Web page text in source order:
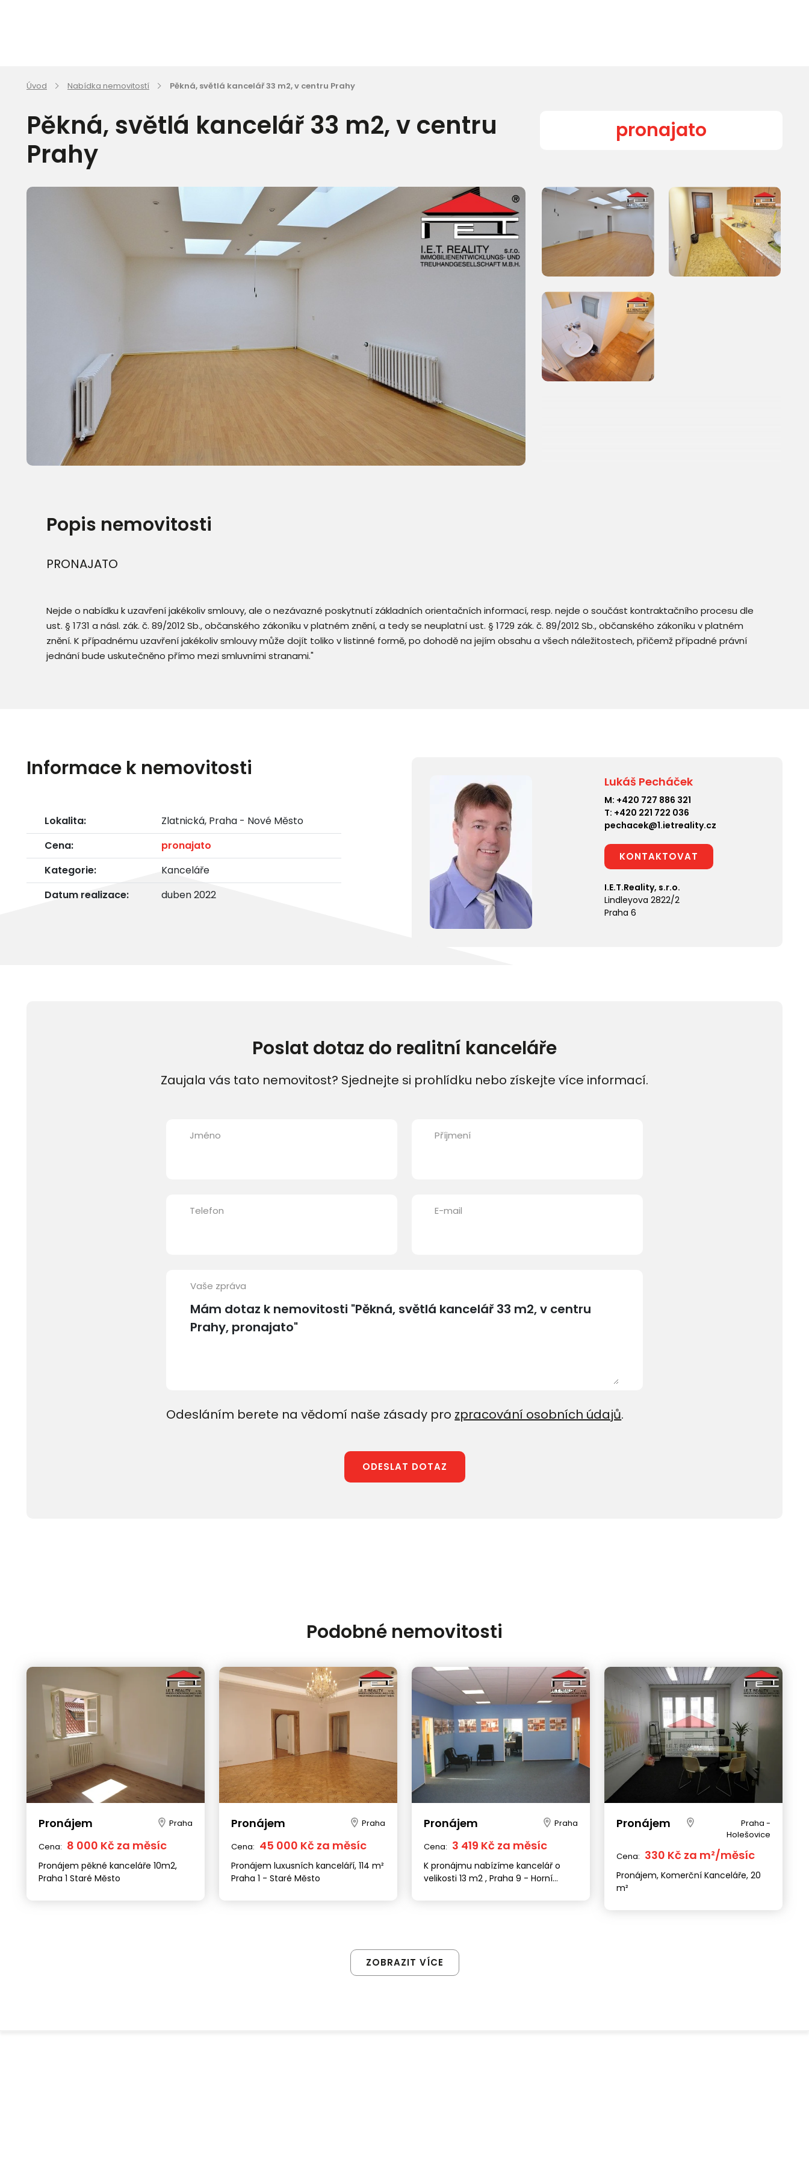
Úvod Nabídka nemovitostí Pěkná, světlá kancelář 33 m2, v centru Prahy
Pěkná, světlá kancelář 33 m2, v centru
Prahy
pronajato
Popis nemovitosti
PRONAJATO
Nejde o nabídku k uzavření jakékoliv smlouvy, ale o nezávazné poskytnutí základních orientačních informací, resp. nejde o součást kontraktačního procesu dle
ust. § 1731 a násl. zák. č. 89/2012 Sb., občanského zákoníku v platném znění, a tedy se neuplatní ust. § 1729 zák. č. 89/2012 Sb., občanského zákoníku v platném
znění. K případnému uzavření jakékoliv smlouvy může dojít toliko v listinné formě, po dohodě na jejím obsahu a všech náležitostech, přičemž případné právní
jednání bude uskutečněno přímo mezi smluvními stranami."
Informace k nemovitosti
Lokalita:
Zlatnická, Praha - Nové Město
Cena:
pronajato
Kategorie:
Kanceláře
Datum realizace:
duben 2022
Lukáš Pecháček
M: +420 727 886 321
T: +420 221 722 036
pechacek@1.ietreality.cz
KONTAKTOVAT
I.E.T.Reality, s.r.o.
Lindleyova 2822/2
Praha 6
Poslat dotaz do realitní kanceláře
Zaujala vás tato nemovitost? Sjednejte si prohlídku nebo získejte více informací.
Jméno Příjmení
Telefon E-mail
Vaše zpráva
Odesláním berete na vědomí naše zásady pro zpracování osobních údajů.
ODESLAT DOTAZ
Podobné nemovitosti
Pronájem Praha
Cena: 8 000 Kč za měsíc
Pronájem pěkné kanceláře 10m2,
Praha 1 Staré Město
Pronájem Praha
Cena: 45 000 Kč za měsíc
Pronájem luxusních kanceláří, 114 m²
Praha 1 - Staré Město
Pronájem Praha
Cena: 3 419 Kč za měsíc
K pronájmu nabízíme kancelář o
velikosti 13 m2 , Praha 9 - Horní
Pronájem
Praha -
Holešovice
Cena: 330 Kč za m²/měsíc
Pronájem, Komerční Kanceláře, 20
m²
ZOBRAZIT VÍCE